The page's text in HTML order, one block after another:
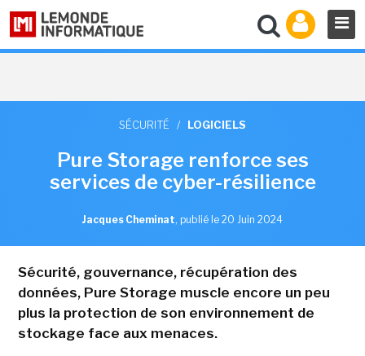
SÉCURITÉ / LOGICIELS
Pure Storage renforce ses
services de cyber-résilience
Jacques Cheminat, publié le 20 Juin 2024
Sécurité, gouvernance, récupération des
données, Pure Storage muscle encore un peu
plus la protection de son environnement de
stockage face aux menaces.